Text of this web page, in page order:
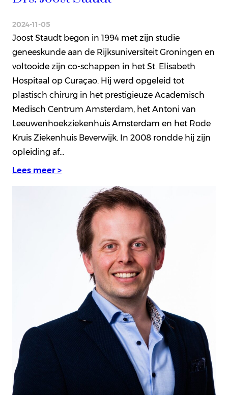
2024-11-05
Joost Staudt begon in 1994 met zijn studie
geneeskunde aan de Rijksuniversiteit Groningen en
voltooide zijn co-schappen in het St. Elisabeth
Hospitaal op Curaçao. Hij werd opgeleid tot
plastisch chirurg in het prestigieuze Academisch
Medisch Centrum Amsterdam, het Antoni van
Leeuwenhoekziekenhuis Amsterdam en het Rode
Kruis Ziekenhuis Beverwijk. In 2008 rondde hij zijn
opleiding af…
Lees meer >